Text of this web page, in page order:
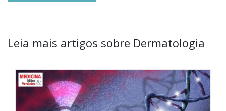
Leia mais artigos sobre Dermatologia